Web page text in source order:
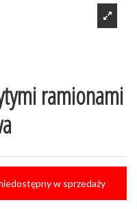
ramionami
w sprzedaży